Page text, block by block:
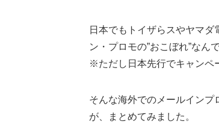
日本でもトイザらスやヤマ
ン・プロモの”おこぼれ”なん
※ただし日本先行でキャンペ
そんな海外でのメールイン
が、まとめてみました。